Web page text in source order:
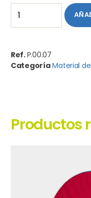
Ref.P.00.07
CategoríaMaterial
Productos